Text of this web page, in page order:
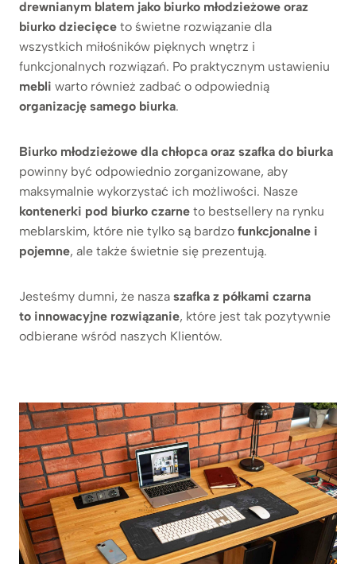
drewnianym blatem jako biurko młodzieżowe oraz
biurko dziecięce to świetne rozwiązanie dla
wszystkich miłośników pięknych wnętrz i
funkcjonalnych rozwiązań. Po praktycznym ustawieniu
mebli warto również zadbać o odpowiednią
organizację samego biurka.
Biurko młodzieżowe dla chłopca oraz szafka do biurka
powinny być odpowiednio zorganizowane, aby
maksymalnie wykorzystać ich możliwości. Nasze
kontenerki pod biurko czarne to bestsellery na rynku
meblarskim, które nie tylko są bardzo funkcjonalne i
pojemne, ale także świetnie się prezentują.
Jesteśmy dumni, że nasza szafka z półkami czarna
to innowacyjne rozwiązanie, które jest tak pozytywnie
odbierane wśród naszych Klientów.